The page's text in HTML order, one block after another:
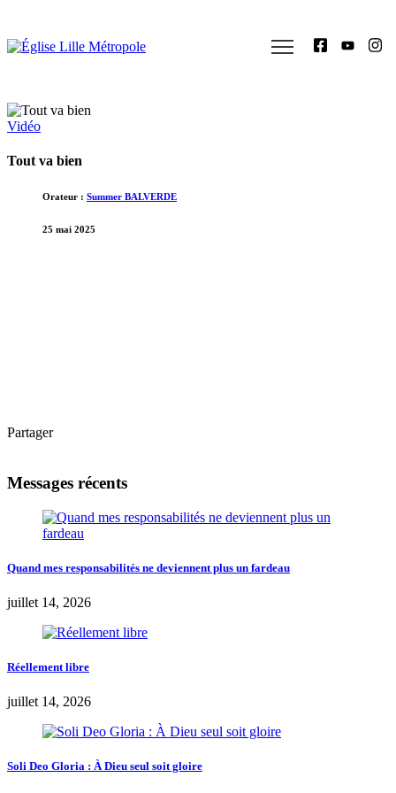
Vidéo
Tout va bien
Orateur : Summer BALVERDE
25 mai 2025
Partager
Messages récents
Quand mes responsabilités ne deviennent plus un fardeau
juillet 14, 2026
Réellement libre
juillet 14, 2026
Soli Deo Gloria : À Dieu seul soit gloire